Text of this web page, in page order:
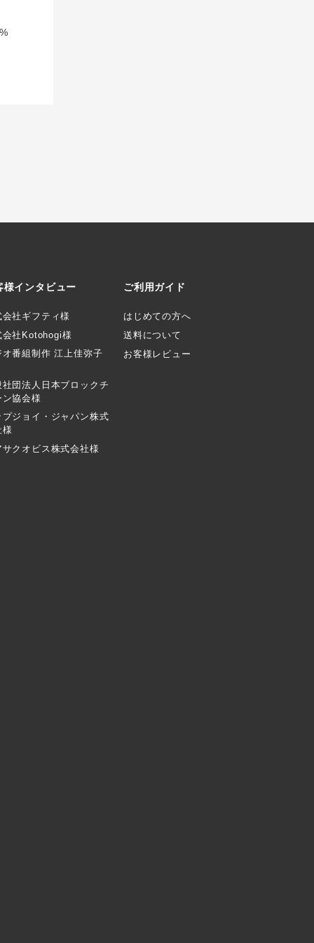
様インタビュー
会社ギフティ様
会社Kotohogi様
オ番組制作 江上佳弥子
社団法人日本ブロックチ
ン協会様
プジョイ・ジャパン株式
様
サクオビス株式会社様
ご利用ガイド
はじめての方へ
送料について
お客様レビュー